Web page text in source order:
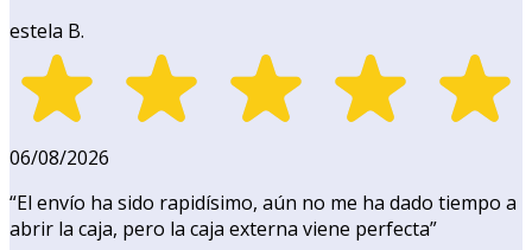
estela B.
06/08/2026
“El envío ha sido rapidísimo, aún no me ha dado tiempo a
abrir la caja, pero la caja externa viene perfecta”